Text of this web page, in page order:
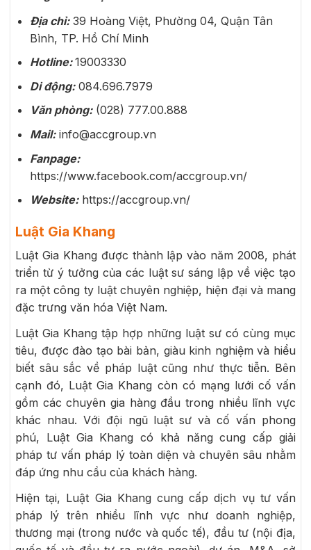
Địa chỉ: 39 Hoàng Việt, Phường 04, Quận Tân
Bình, TP. Hồ Chí Minh
Hotline:19003330
Di động:084.696.7979
Văn phòng:(028) 777.00.888
Mail:info@accgroup.vn
Fanpage:
https://www.facebook.com/accgroup.vn/
Website: https://accgroup.vn/
Luật Gia Khang
Luật Gia Khang được thành lập vào năm 2008, phát
triển từ ý tưởng của các luật sư sáng lập về việc tạo
ra một công ty luật chuyên nghiệp, hiện đại và mang
đặc trưng văn hóa Việt Nam.
Luật Gia Khang tập hợp những luật sư có cùng mục
tiêu, được đào tạo bài bản, giàu kinh nghiệm và hiểu
biết sâu sắc về pháp luật cũng như thực tiễn. Bên
cạnh đó, Luật Gia Khang còn có mạng lưới cố vấn
gồm các chuyên gia hàng đầu trong nhiều lĩnh vực
khác nhau. Với đội ngũ luật sư và cố vấn phong
phú, Luật Gia Khang có khả năng cung cấp giải
pháp tư vấn pháp lý toàn diện và chuyên sâu nhằm
đáp ứng nhu cầu của khách hàng.
Hiện tại, Luật Gia Khang cung cấp dịch vụ tư vấn
pháp lý trên nhiều lĩnh vực như doanh nghiệp,
thương mại (trong nước và quốc tế), đầu tư (nội địa,